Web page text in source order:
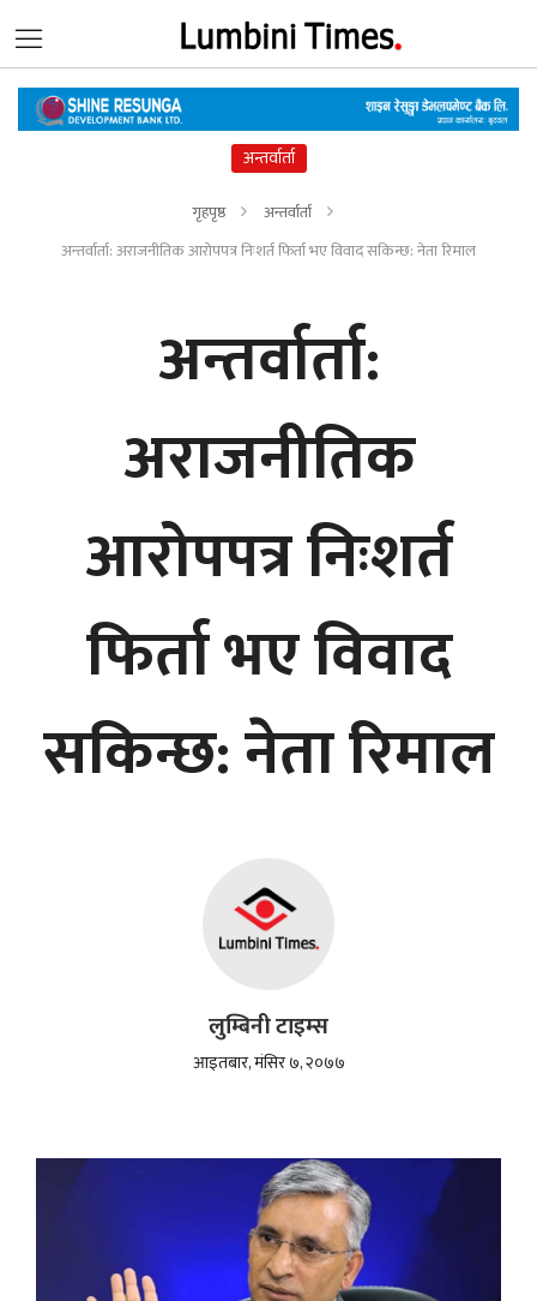
अन्तर्वार्ता
गृहपृष्ठ
अन्तर्वार्ता
अन्तर्वार्ता: अराजनीतिक आरोपपत्र निःशर्त फिर्ता भए विवाद सकिन्छ: नेता रिमाल
अन्तर्वार्ता:
अराजनीतिक
आरोपपत्र निःशर्त
फिर्ता भए विवाद
सकिन्छ: नेता रिमाल
लुम्बिनी टाइम्स
आइतबार, मंसिर ७, २०७७